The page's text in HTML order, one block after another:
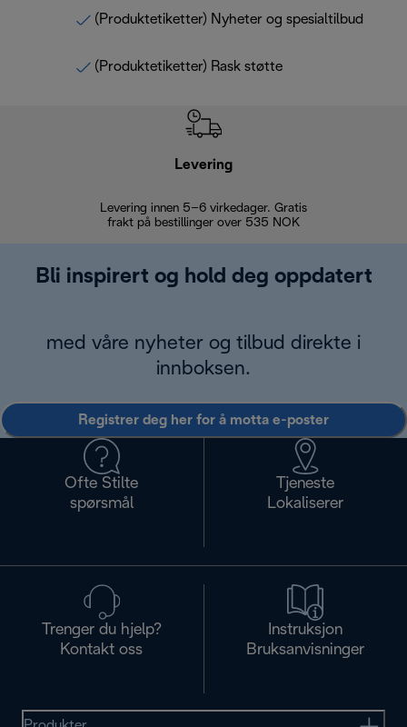
(Produktetiketter) Nyheter og spesialtilbud
(Produktetiketter) Rask støtte
Levering
Levering innen 5–6 virkedager. Gratis
frakt på bestillinger over 535 NOK
Bli inspirert og hold deg oppdatert
med våre nyheter og tilbud direkte i
innboksen.
Registrer deg her for å motta e-poster
Ofte Stilte
spørsmål
Tjeneste
Lokaliserer
Trenger du hjelp?
Kontakt oss
Instruksjon
Bruksanvisninger